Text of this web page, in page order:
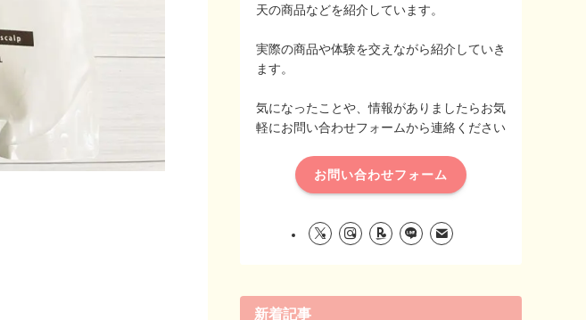
天の商品などを紹介しています。
実際の商品や体験を交えながら紹介していき
ます。
気になったことや、情報がありましたらお気
軽にお問い合わせフォームから連絡ください
お問い合わせフォーム
新着記事